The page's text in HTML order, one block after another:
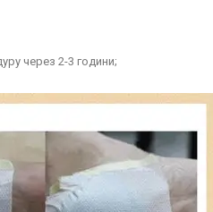
через 2-3 години;